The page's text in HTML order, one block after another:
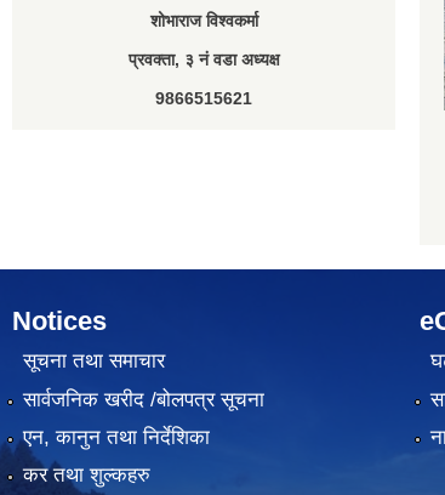
शोभाराज विश्वकर्मा
प्रवक्ता, ३ नं वडा अध्यक्ष
9866515621
Notices
सूचना तथा समाचार
सार्वजनिक खरीद /बोलपत्र सूचना
एन, कानुन तथा निर्देशिका
कर तथा शुल्कहरु